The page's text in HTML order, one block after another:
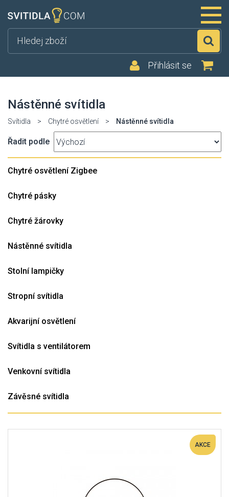
Přihlásit se
Nástěnné svítidla
Svítidla > Chytré osvětlení > Nástěnné svítidla
Řadit podle
Chytré osvětlení Zigbee
Chytré pásky
Chytré žárovky
Nástěnné svítidla
Stolní lampičky
Stropní svítidla
Akvarijní osvětlení
Svítidla s ventilátorem
Venkovní svítidla
Závěsné svítidla
AKCE